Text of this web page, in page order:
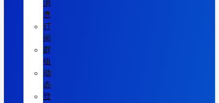
消
息
订
阅
群
组
动
态
登